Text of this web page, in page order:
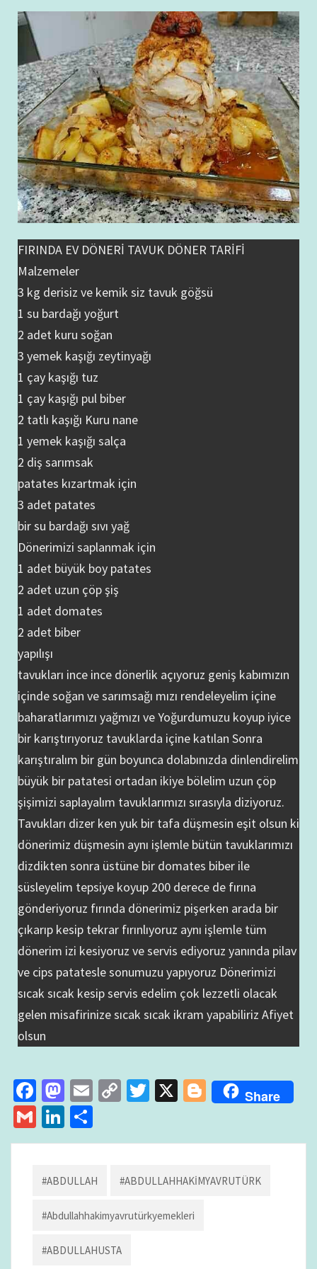
k
n
Li
n
k
ai ke
n
ar
FIRINDA EV DÖNERİ TAVUK DÖNER TARİFİ
Malzemeler
3 kg derisiz ve kemik siz tavuk göğsü
1 su bardağı yoğurt
2 adet kuru soğan
3 yemek kaşığı zeytinyağı
1 çay kaşığı tuz
1 çay kaşığı pul biber
2 tatlı kaşığı Kuru nane
1 yemek kaşığı salça
2 diş sarımsak
patates kızartmak için
3 adet patates
bir su bardağı sıvı yağ
Dönerimizi saplanmak için
1 adet büyük boy patates
2 adet uzun çöp şiş
1 adet domates
2 adet biber
yapılışı
tavukları ince ince dönerlik açıyoruz geniş kabımızın
içinde soğan ve sarımsağı mızı rendeleyelim içine
baharatlarımızı yağmızı ve Yoğurdumuzu koyup iyice
bir karıştırıyoruz tavuklarda içine katılan Sonra
karıştıralım bir gün boyunca dolabınızda dinlendirelim
büyük bir patatesi ortadan ikiye bölelim uzun çöp
şişimizi saplayalım tavuklarımızı sırasıyla diziyoruz.
Tavukları dizer ken yuk bir tafa düşmesin eşit olsun ki
dönerimiz düşmesin aynı işlemle bütün tavuklarımızı
dizdikten sonra üstüne bir domates biber ile
süsleyelim tepsiye koyup 200 derece de fırına
gönderiyoruz fırında dönerimiz pişerken arada bir
çıkarıp kesip tekrar fırınlıyoruz aynı işlemle tüm
dönerim izi kesiyoruz ve servis ediyoruz yanında pilav
ve cips patatesle sonumuzu yapıyoruz Dönerimizi
sıcak sıcak kesip servis edelim çok lezzetli olacak
gelen misafirinize sıcak sıcak ikram yapabiliriz Afiyet
olsun
Fa
ce
b
o
M
as
to
o
E
ai
C
p
Li
k
T
tt
X
Bl
o
gg
Share
G
m
l
Li
n
dI
n
h
e
#ABDULLAH #ABDULLAHHAKİMYAVRUTÜRK
#abdullahhakimyavrutürkyemekleri
#ABDULLAHUSTA